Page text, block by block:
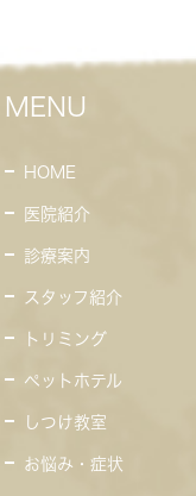
MENU
HOME
医院紹介
診療案内
スタッフ紹介
トリミング
ペットホテル
しつけ教室
お悩み・症状